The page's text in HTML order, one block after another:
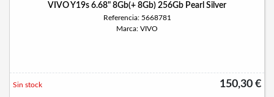
VIVO Y19s 6.68" 8Gb(+ 8Gb) 256Gb Pearl Silver
Referencia: 5668781
Marca: VIVO
150,30 €
Sin stock